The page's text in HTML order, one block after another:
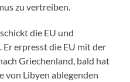
zu vertreiben.
die EU und
Er erpresst die EU mit der
Griechenland, bald hat
von Libyen ablegenden